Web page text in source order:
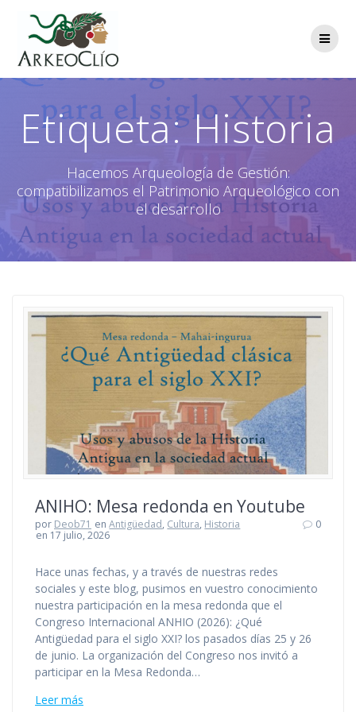
Etiqueta:Historia
Hacemos Arqueología de Gestión:
compatibilizamos el Patrimonio Arqueológico con
el desarrollo
ANIHO: Mesa redonda en Youtube
por Deob71 enAntigüedad, Cultura, Historia
en 17 julio, 2026
0
Hace unas fechas, y a través de nuestras redes
sociales y este blog, pusimos en vuestro conocimiento
nuestra participación en la mesa redonda que el
Congreso Internacional ANHIO (2026): ¿Qué
Antigüedad para el siglo XXI? los pasados días 25 y 26
de junio. La organización del Congreso nos invitó a
participar en la Mesa Redonda…
Leer más